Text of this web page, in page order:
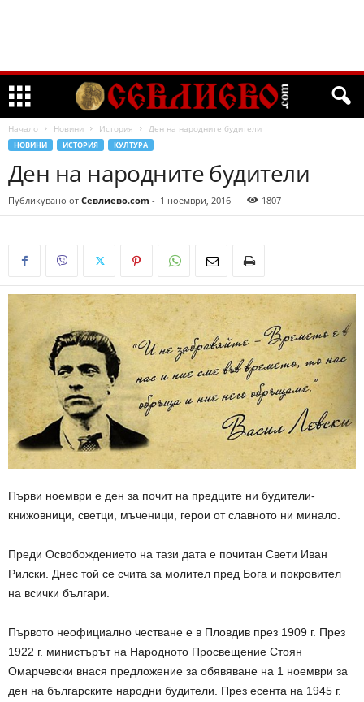
Начало Новини История Ден на народните будители
НОВИНИ ИСТОРИЯ КУЛТУРА
Ден на народните будители
Публикувано от Севлиево.com - 1 ноември, 2016 1807
Първи ноември е ден за почит на предците ни будители-
книжовници, светци, мъченици, герои от славното ни минало.
Преди Освобождението на тази дата е почитан Свети Иван
Рилски. Днес той се счита за молител пред Бога и покровител
на всички българи.
Първото неофициално честване е в Пловдив през 1909 г. През
1922 г. министърът на Народното Просвещение Стоян
Омарчевски внася предложение за обявяване на 1 ноември за
ден на българските народни будители. През есента на 1945 г.